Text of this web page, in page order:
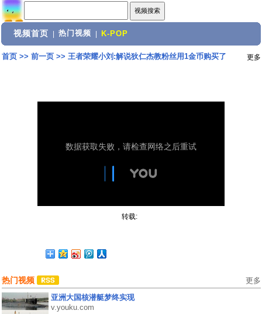
视频首页 热门视频 K-POP
首页>> 前一页>> 王者荣耀小刘:解说狄仁杰教粉丝用1金币购买了 更多
转载:
热门视频 更多
亚洲大国核潜艇梦终实现
v.youku.com